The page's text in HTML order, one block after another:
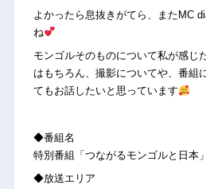
よかったら息抜きがてら、またMC
ね
モンゴルそのものについて私が感じ
はもちろん、撮影についてや、番組
てもお話したいと思っています
◆番組名
特別番組「つながるモンゴルと日本
◆放送エリア